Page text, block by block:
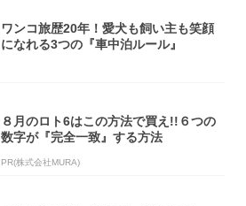
ワンコ旅歴20年！愛犬も飼い主も笑顔
になれる3つの『車中泊ルール』
８月のロト6はこの方法で買え!!６つの
数字が『完全一致』する方法
PR(株式会社MURA)